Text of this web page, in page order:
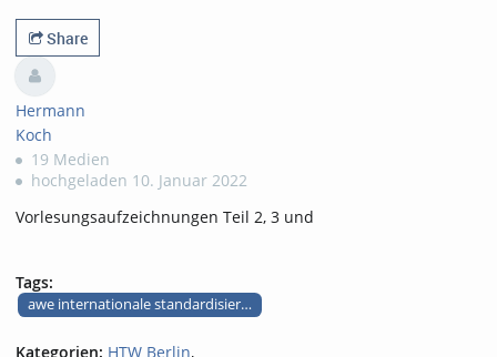
views
favorites
Share
Hermann
Koch
19 Medien
hochgeladen 10. Januar 2022
Vorlesungsaufzeichnungen Teil 2, 3 und
Tags:
awe internationale standardisierung teile 2 bis 4
Kategorien: HTW Berlin,